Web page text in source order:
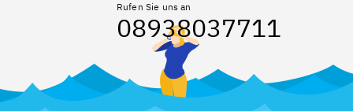
Rufen Sie uns an
08938037711